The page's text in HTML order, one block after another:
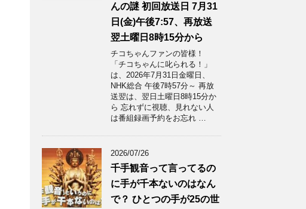
んの謎 初回放送日 7月31
日(金)午後7:57、再放送
翌土曜日8時15分から
チコちゃんファンの皆様！
「チコちゃんに叱られる！」​
は、2026年7月31日金曜日、
NHK総合 午後7時57分～ 再放
送翌は、翌日土曜日8時15分か
ら 忘れずに視聴、見れない人
は番組録画予約をお忘れ …
2026/07/26
千手観音って言ってるの
に手が千本ないのはなん
で？ ひとつの手が25の世